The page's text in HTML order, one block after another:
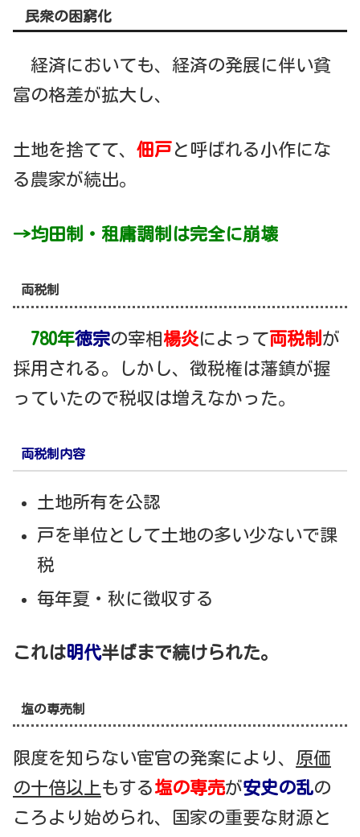
民衆の困窮化
経済においても、経済の発展に伴い貧
富の格差が拡大し、
土地を捨てて、 佃戸 と呼ばれる小作にな
る農家が続出。
→均田制・租庸調制は完全に崩壊
両税制
780年徳宗の宰相楊炎によって両税制 が
採用される。しかし、徴税権は藩鎮が握
っていたので税収は増えなかった。
両税制内容
土地所有を公認
戸を単位として土地の多い少ないで課
税
毎年夏・秋に徴収する
これは明代半ばまで続けられた。
塩の専売制
限度を知らない宦官の発案により、 原価
の十倍以上 もする塩の専売が安史の乱の
ころより始められ、国家の重要な財源と